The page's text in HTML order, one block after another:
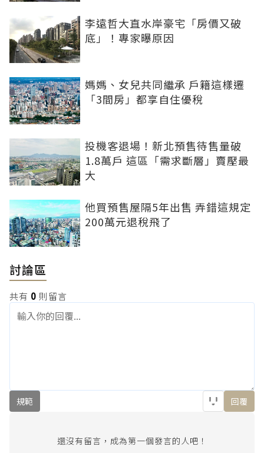
李遠哲大直水岸豪宅「房價又破
底」！專家曝原因
媽媽、女兒共同繼承 戶籍這樣遷
「3間房」都享自住優稅
投機客退場！新北預售待售量破
1.8萬戶 這區「需求斷層」賣壓最
大
他買預售屋隔5年出售 弄錯這規定
200萬元退稅飛了
討論區
共有 0 則留言
規範 回覆
還沒有留言，成為第一個發言的人吧！